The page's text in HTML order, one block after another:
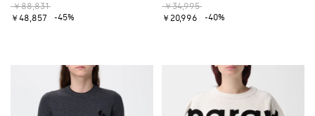
￥88,831
￥48,857
-45%
￥34,995
￥20,996
-40%